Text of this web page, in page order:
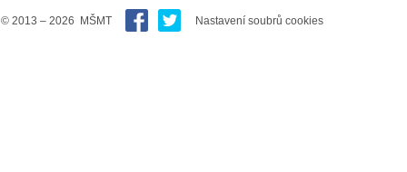
© 2013 – 2026 MŠMT Nastavení soubrů cookies